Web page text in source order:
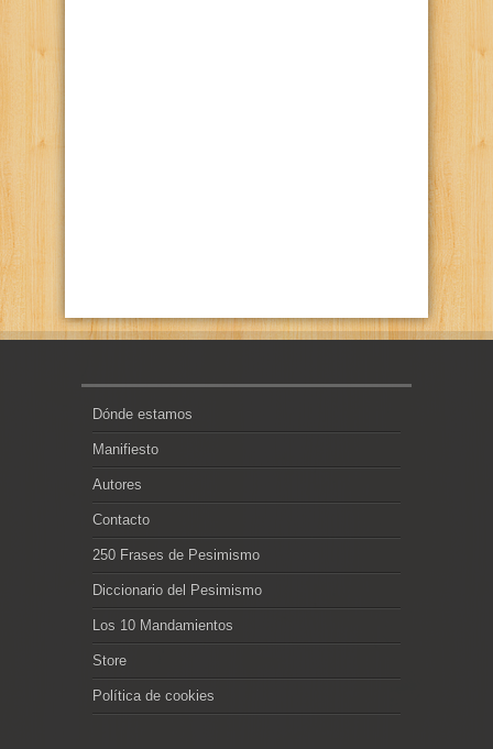
Dónde estamos
Manifiesto
Autores
Contacto
250 Frases de Pesimismo
Diccionario del Pesimismo
Los 10 Mandamientos
Store
Política de cookies